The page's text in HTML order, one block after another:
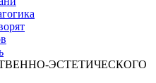
ЭСТЕТИЧЕСКОГО